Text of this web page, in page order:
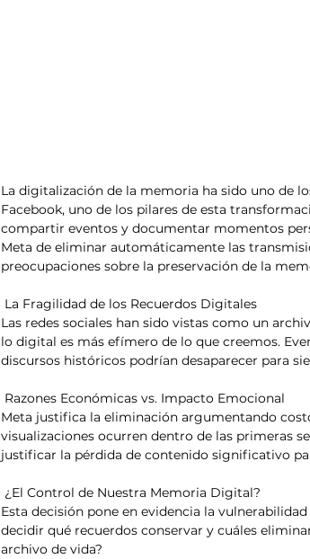
La digitalización de la memoria ha sido uno de
Facebook, uno de los pilares de esta
compartir eventos y documentar momentos
Meta de eliminar automáticamente las
preocupaciones sobre la preservación de la
La Fragilidad de los Recuerdos Digitales
Las redes sociales han sido vistas como un
lo digital es más efímero de lo que creemos.
discursos históricos podrían desaparecer para
Razones Económicas vs. Impacto Emocional
Meta justifica la eliminación argumentando
visualizaciones ocurren dentro de las primeras
justificar la pérdida de contenido significativo
¿El Control de Nuestra Memoria Digital?
Esta decisión pone en evidencia la
decidir qué recuerdos conservar y cuáles
archivo de vida?